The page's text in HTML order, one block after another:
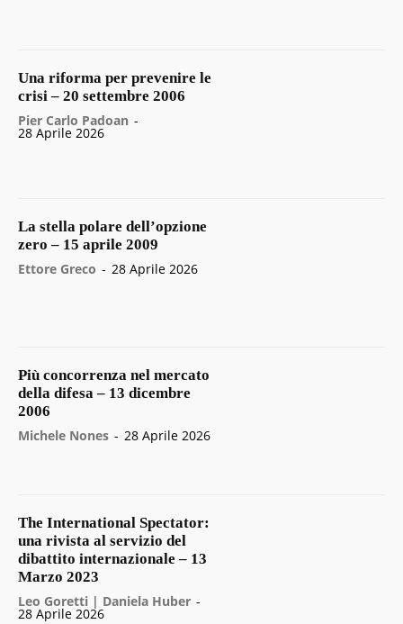
Una riforma per prevenire le
crisi – 20 settembre 2006
Pier Carlo Padoan -
28 Aprile 2026
La stella polare dell’opzione
zero – 15 aprile 2009
Ettore Greco - 28 Aprile 2026
Più concorrenza nel mercato
della difesa – 13 dicembre
2006
Michele Nones - 28 Aprile 2026
The International Spectator:
una rivista al servizio del
dibattito internazionale – 13
Marzo 2023
Leo Goretti | Daniela Huber -
28 Aprile 2026